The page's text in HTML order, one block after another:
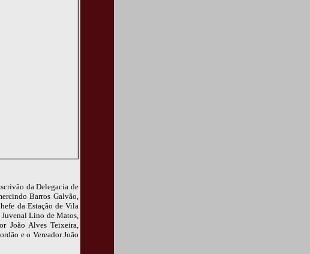
da Delegacia de
Barros Galvão,
da Estação de Vila
Juvenal Lino de Matos,
João Alves Teixeira,
e o Vereador João